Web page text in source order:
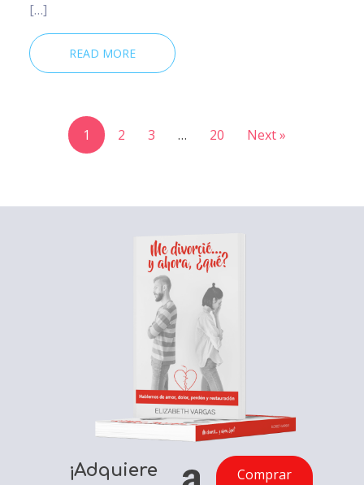
[…]
READ MORE
1 2 3 … 20 Next »
¡Adquiere
Comprar